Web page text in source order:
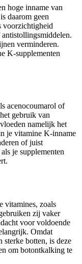
hoge inname van
daarom geen
voorzichtigheid
verminderen.
K-supplementen
acenocoumarol of
gebruik van
namelijk het
je vitamine K-inname
of juist
je supplementen
vitamines, zoals
zij vaker
voor voldoende
Omdat
botten, is deze
om botontkalking te